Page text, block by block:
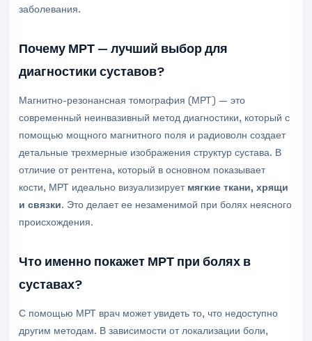
заболевания.
Почему МРТ — лучший выбор для
диагностики суставов?
Магнитно-резонансная томография (МРТ) — это
современный неинвазивный метод диагностики, который с
помощью мощного магнитного поля и радиоволн создает
детальные трехмерные изображения структур сустава. В
отличие от рентгена, который в основном показывает
кости, МРТ идеально визуализирует мягкие ткани, хрящи
и связки. Это делает ее незаменимой при болях неясного
происхождения.
Что именно покажет МРТ при болях в
суставах?
С помощью МРТ врач может увидеть то, что недоступно
другим методам. В зависимости от локализации боли,